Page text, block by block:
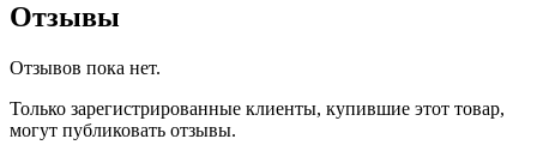
Отзывы
Отзывов пока нет.
Только зарегистрированные клиенты, купившие этот товар,
могут публиковать отзывы.